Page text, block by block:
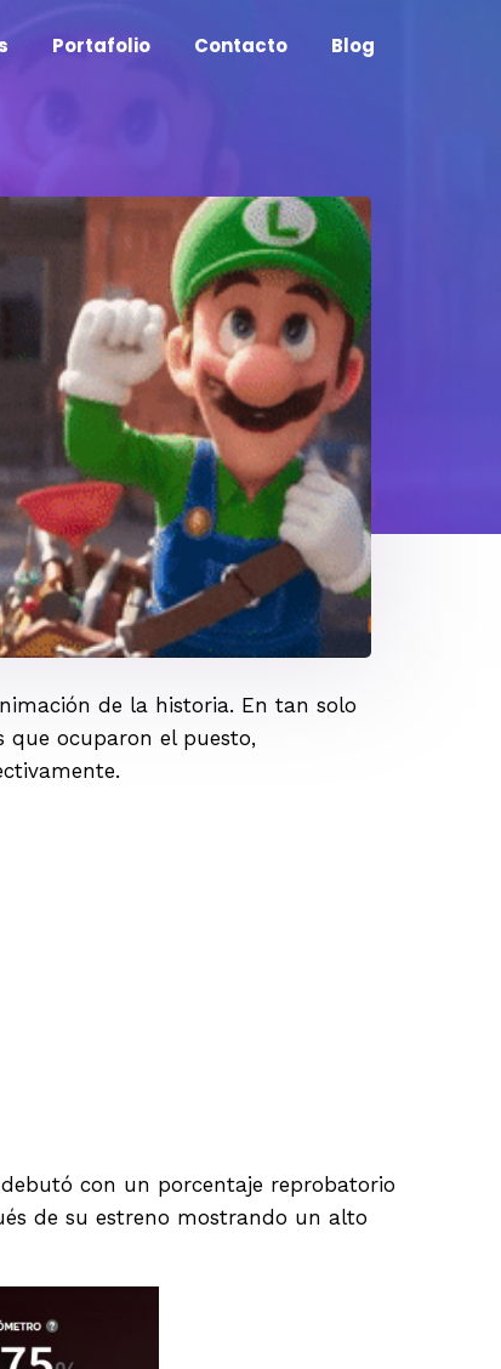
Portafolio Contacto Blog
de la historia. En tan solo
que ocuparon el puesto,
con un porcentaje reprobatorio
de su estreno mostrando un alto